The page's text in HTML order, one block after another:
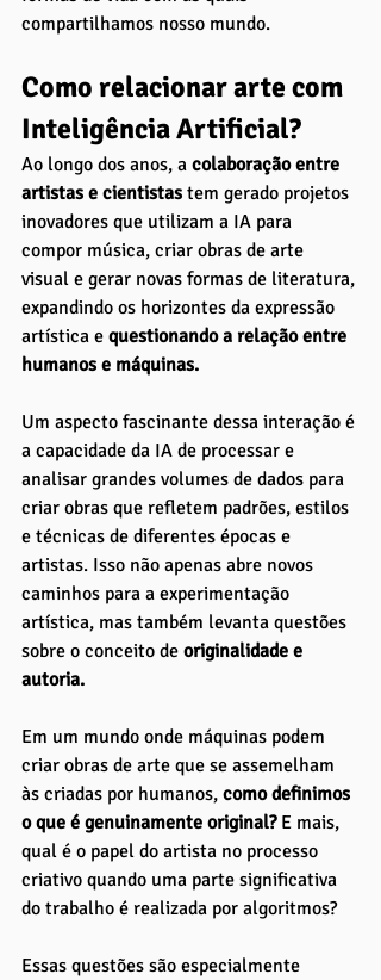
compartilhamos nosso mundo.
Como relacionar arte com
Inteligência Artificial?
Ao longo dos anos, a colaboração entre
artistas e cientistas tem gerado projetos
inovadores que utilizam a IA para
compor música, criar obras de arte
visual e gerar novas formas de literatura,
expandindo os horizontes da expressão
artística e questionando a relação entre
humanos e máquinas.
Um aspecto fascinante dessa interação é
a capacidade da IA de processar e
analisar grandes volumes de dados para
criar obras que refletem padrões, estilos
e técnicas de diferentes épocas e
artistas. Isso não apenas abre novos
caminhos para a experimentação
artística, mas também levanta questões
sobre o conceito de originalidade e
autoria.
Em um mundo onde máquinas podem
criar obras de arte que se assemelham
às criadas por humanos, como definimos
o que é genuinamente original? E mais,
qual é o papel do artista no processo
criativo quando uma parte significativa
do trabalho é realizada por algoritmos?
Essas questões são especialmente